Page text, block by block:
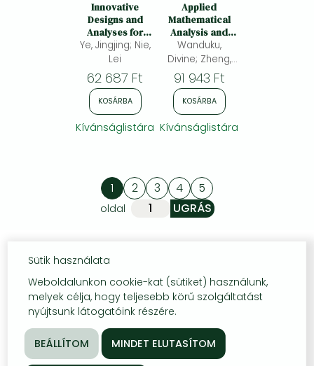
Innovative
Designs and
Analyses for
Small
Population
Development
Strategies and
Operational
Engagement for
Pediatric and
Ye, Jingjing; Nie,
Lei
62 687 Ft
KOSÁRBA
Kívánságlistára
Applied
Mathematical
Analysis and
Computations II:
1st SGMC,
USA, April 2–3,
2021 (Virtual)
Wanduku,
Divine; Zheng,
Shijun; Zhou,
Haomin;
91 943 Ft
KOSÁRBA
Kívánságlistára
1 2 3 4 5
oldal
Sütik használata
Weboldalunkon cookie-kat (sütiket) használunk,
melyek célja, hogy teljesebb körű szolgáltatást
nyújtsunk látogatóink részére.